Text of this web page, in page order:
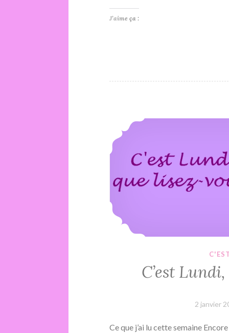
J’aime ça :
C’est
2 janvier
Ce que j’ai lu cette semaine